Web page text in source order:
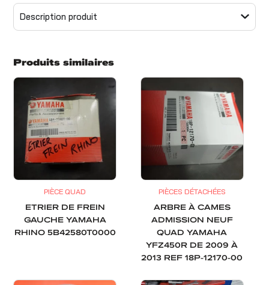
Description produit
Produits similaires
PIÈCE QUAD
ETRIER DE FREIN
GAUCHE YAMAHA
RHINO 5B42580T0000
PIÈCES DÉTACHÉES
ARBRE À CAMES
ADMISSION NEUF
QUAD YAMAHA
YFZ450R DE 2009 À
2013 REF 18P-12170-00